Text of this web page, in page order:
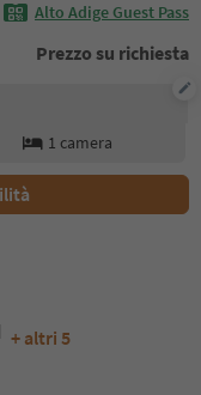
Alto Adige Guest Pass
Prezzo su richiesta
1 camera
+ altri 5